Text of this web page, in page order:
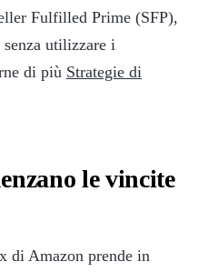
Fulfilled Prime (SFP),
utilizzare i
di più Strategie di
le vincite
di Amazon prende in